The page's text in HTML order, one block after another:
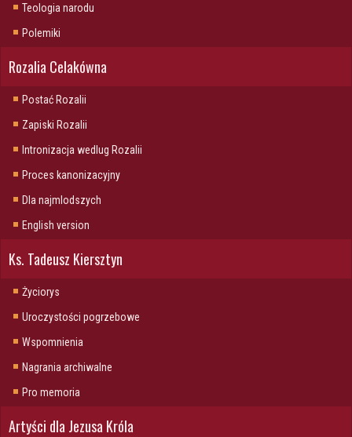
Teologia narodu
Polemiki
Rozalia Celakówna
Postać Rozalii
Zapiski Rozalii
Intronizacja wedlug Rozalii
Proces kanonizacyjny
Dla najmlodszych
English version
Ks. Tadeusz Kiersztyn
Życiorys
Uroczystości pogrzebowe
Wspomnienia
Nagrania archiwalne
Pro memoria
Artyści dla Jezusa Króla